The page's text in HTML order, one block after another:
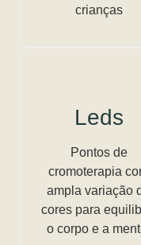
crianças
Leds
Pontos de
cromoterapia
ampla variação
cores para
o corpo e a